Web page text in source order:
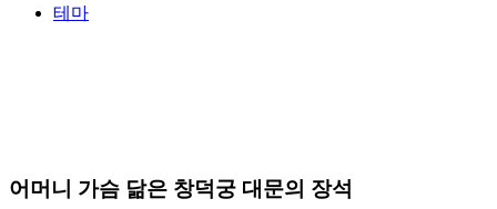
테마
어머니 가슴 닮은 창덕궁 대문의 장석